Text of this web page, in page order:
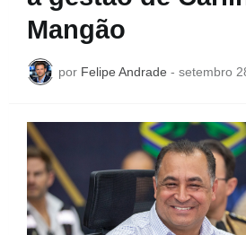
Mangão
por Felipe Andrade - setembro